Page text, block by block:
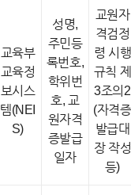
교육부
교육정
보시스
템(NEI
S)
성명,
주민등
록번호,
학위번
호, 교
원자격
증발급
일자
교원자
격검정
령 시행
규칙 제
3조의2
(자격증
발급대
장 작성
등)